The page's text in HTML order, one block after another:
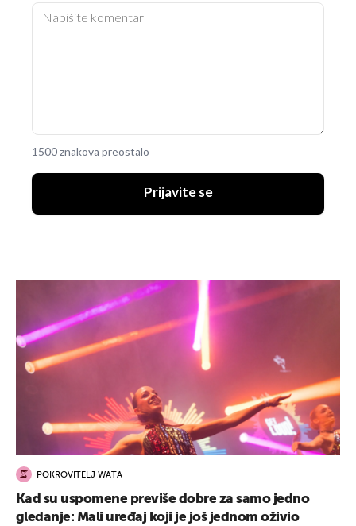
1500 znakova preostalo
Prijavite se
POKROVITELJ WATA
Kad su uspomene previše dobre za samo jedno
gledanje: Mali uređaj koji je još jednom oživio